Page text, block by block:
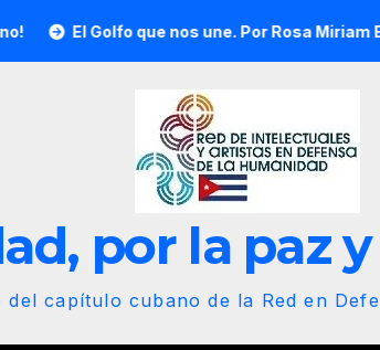
que nos une. Por Rosa Miriam Elizalde
por la paz
del capítulo cubano de la Red en